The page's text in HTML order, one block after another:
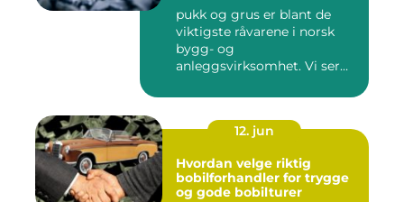
pukk og grus er blant de
viktigste råvarene i norsk
bygg- og
anleggsvirksomhet. Vi ser
12. jun
Hvordan velge riktig
bobilforhandler for trygge
og gode bobilturer